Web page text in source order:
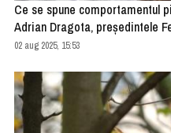
Ce se spune comportamentul
Adrian Dragota, președintele
Române, are câteva răspunsuri
02 aug 2025, 15:53